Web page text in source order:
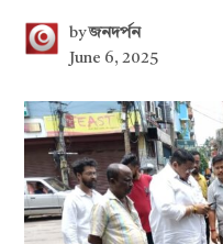
by জনদর্পন
June 6, 2025